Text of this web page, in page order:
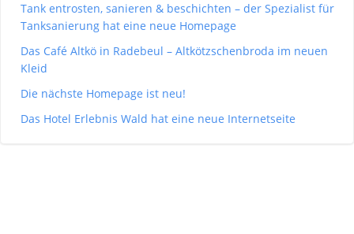
Tank entrosten, sanieren & beschichten – der Spezialist für
Tanksanierung hat eine neue Homepage
Das Café Altkö in Radebeul – Altkötzschenbroda im neuen
Kleid
Die nächste Homepage ist neu!
Das Hotel Erlebnis Wald hat eine neue Internetseite